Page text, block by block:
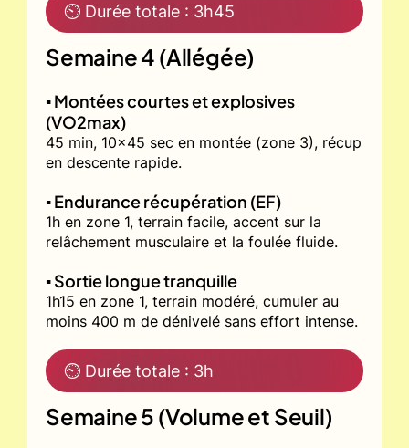
⏲ Durée totale : 3h45
Semaine 4 (Allégée)
▪️ Montées courtes et explosives
(VO2max)
45 min, 10x45 sec en montée (zone 3), récup
en descente rapide.
▪️ Endurance récupération (EF)
1h en zone 1, terrain facile, accent sur la
relâchement musculaire et la foulée fluide.
▪️ Sortie longue tranquille
1h15 en zone 1, terrain modéré, cumuler au
moins 400 m de dénivelé sans effort intense.
⏲ Durée totale : 3h
Semaine 5 (Volume et Seuil)